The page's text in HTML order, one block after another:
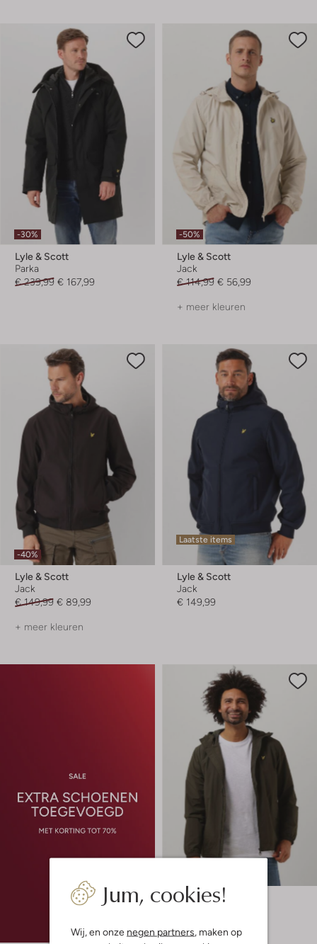
Jum, cookies!
Wij, en onze negen partners , maken op
-30%
Lyle & Scott
Parka
€ 239,99 € 167,99
-50%
Lyle & Scott
Jack
€ 114,99 € 56,99
+ meer kleuren
-40%
Lyle & Scott
Jack
€ 149,99 € 89,99
+ meer kleuren
Laatste items
Lyle & Scott
Jack
€ 149,99
Lyle & Scott